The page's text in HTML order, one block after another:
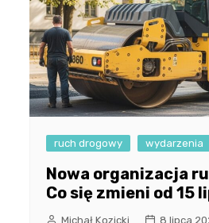
ruch drogowy wydarzenia
Nowa organizacja
Co się zmieni od 15
Michał Kozicki 8 lipca